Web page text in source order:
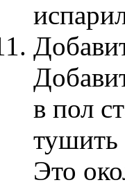
в пол
тушить
Это